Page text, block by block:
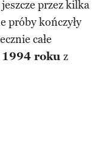
przez kilka
próby kończyły
całe
1994 roku z